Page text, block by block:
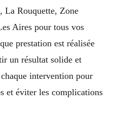
La Rouquette, Zone
Aires pour tous vos
prestation est réalisée
un résultat solide et
intervention pour
et éviter les complications